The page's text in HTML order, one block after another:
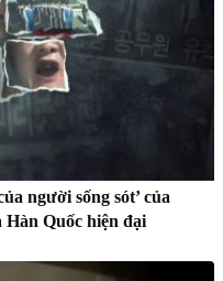
người sống sót’ của
Hàn Quốc hiện đại